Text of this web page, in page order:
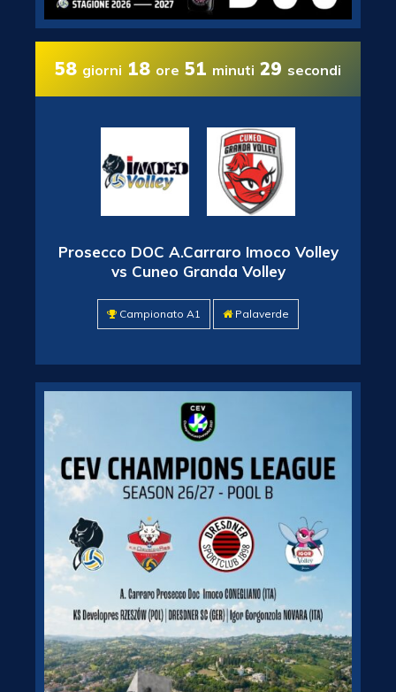
58 giorni 18 ore 51 minuti 28 secondi
Prosecco DOC A.Carraro Imoco Volley
vs Cuneo Granda Volley
Campionato A1 Palaverde